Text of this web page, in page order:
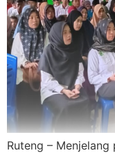
Ruteng –